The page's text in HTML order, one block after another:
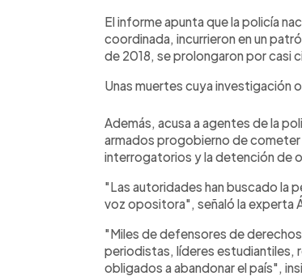
El informe apunta que la policía
coordinada, incurrieron en un
de 2018, se prolongaron por casi
Unas muertes cuya investigación
Además, acusa a agentes de la
armados progobierno de cometer
interrogatorios y la detención de
"Las autoridades han buscado la
voz opositora", señaló la experta
"Miles de defensores de
periodistas, líderes estudiantiles,
obligados a abandonar el país",